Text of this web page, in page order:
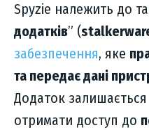
Spyzie належить до
додатків” (
забезпечення, яке
та передає дані
Додаток
отримати доступ до